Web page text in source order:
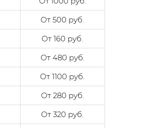
От 500 руб.
От 160 руб.
От 480 руб.
От 1100 руб.
От 280 руб.
От 320 руб.